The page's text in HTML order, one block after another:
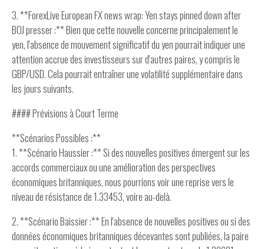
3. **ForexLive European FX news wrap: Yen stays pinned down after
BOJ presser :** Bien que cette nouvelle concerne principalement le
yen, l'absence de mouvement significatif du yen pourrait indiquer une
attention accrue des investisseurs sur d'autres paires, y compris le
GBP/USD. Cela pourrait entraîner une volatilité supplémentaire dans
les jours suivants.
#### Prévisions à Court Terme
**Scénarios Possibles :**
1. **Scénario Haussier :** Si des nouvelles positives émergent sur les
accords commerciaux ou une amélioration des perspectives
économiques britanniques, nous pourrions voir une reprise vers le
niveau de résistance de 1.33453, voire au-delà.
2. **Scénario Baissier :** En l'absence de nouvelles positives ou si des
données économiques britanniques décevantes sont publiées, la paire